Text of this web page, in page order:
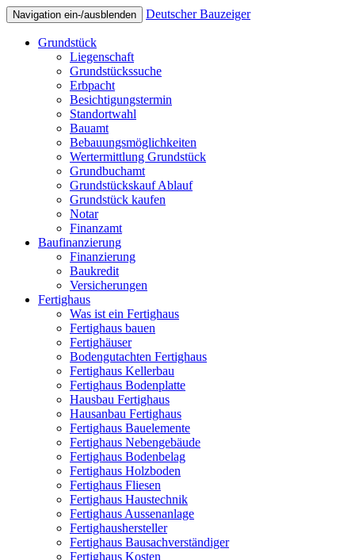
Navigation ein-/ausblenden Deutscher Bauzeiger
Grundstück
Liegenschaft
Grundstückssuche
Erbpacht
Besichtigungstermin
Standortwahl
Bauamt
Bebauungsmöglichkeiten
Wertermittlung Grundstück
Grundbuchamt
Grundstückskauf Ablauf
Grundstück kaufen
Notar
Finanzamt
Baufinanzierung
Finanzierung
Baukredit
Versicherungen
Fertighaus
Was ist ein Fertighaus
Fertighaus bauen
Fertighäuser
Bodengutachten Fertighaus
Fertighaus Kellerbau
Fertighaus Bodenplatte
Hausbau Fertighaus
Hausanbau Fertighaus
Fertighaus Bauelemente
Fertighaus Nebengebäude
Fertighaus Bodenbelag
Fertighaus Holzboden
Fertighaus Fliesen
Fertighaus Haustechnik
Fertighaus Aussenanlage
Fertighaushersteller
Fertighaus Bausachverständiger
Fertighaus Kosten